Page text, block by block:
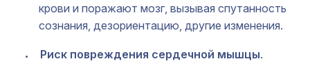
крови и поражают мозг, вызывая спутанность
сознания, дезориентацию, другие изменения.
Риск повреждения сердечной мышцы.